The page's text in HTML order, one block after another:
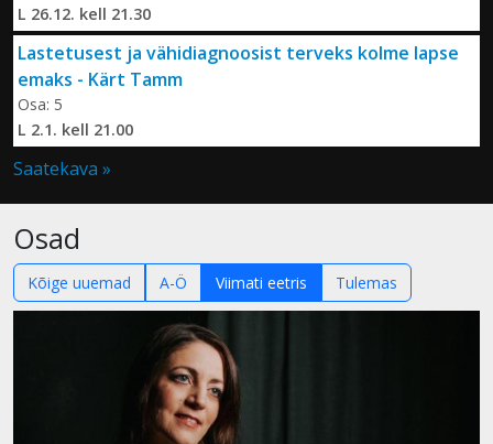
L 26.12. kell 21.30
Lastetusest ja vähidiagnoosist terveks kolme lapse
emaks - Kärt Tamm
Osa: 5
L 2.1. kell 21.00
Saatekava »
Osad
Kõige uuemad A-Ö Viimati eetris Tulemas